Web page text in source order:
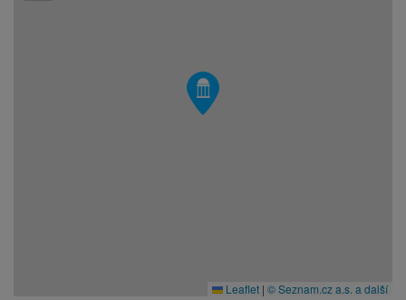
Leaflet | © Seznam.cz a.s. a další